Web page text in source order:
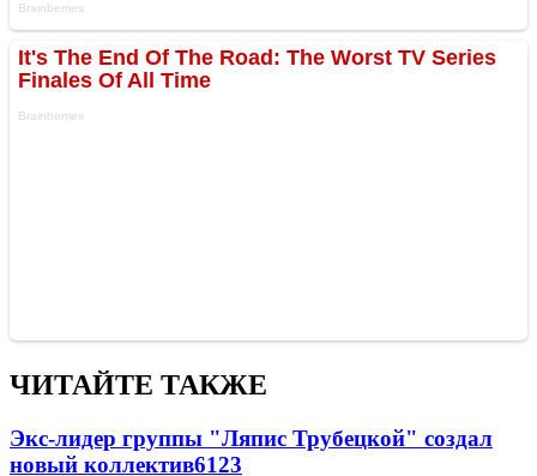
ЧИТАЙТЕ ТАКЖЕ
Экс-лидер группы "Ляпис Трубецкой" создал
новый коллектив6123